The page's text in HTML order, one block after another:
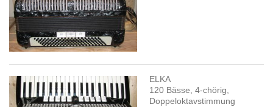
ELKA
120 Bässe, 4-chörig,
Doppeloktavstimmung